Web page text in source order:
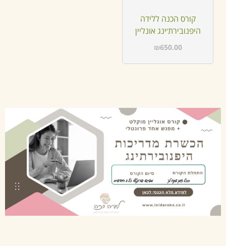
קורס הכנה ללידה
היפנובירת׳ינג אונליין
₪650.00